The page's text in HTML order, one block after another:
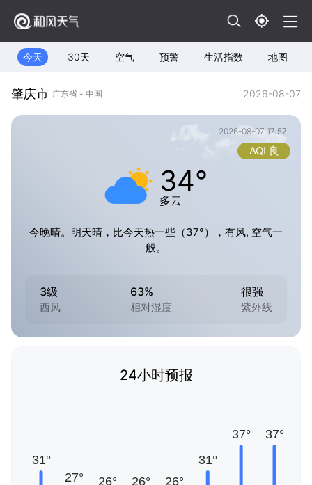
今天 30天 空气 预警 生活指数 地图
肇庆市 广东省 - 中国 2026-08-07
2026-08-07 17:57
34°
多云
AQI 良
今晚晴。明天晴，比今天热一些（37°），有风, 空气一
般。
3级
西风
63%
相对湿度
很强
紫外线
24小时预报